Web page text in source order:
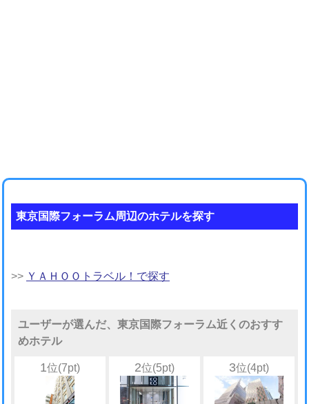
東京国際フォーラム周辺のホテルを探す
>> ＹＡＨＯＯトラベル！で探す
ユーザーが選んだ、東京国際フォーラム近くのおすす
めホテル
1位(7pt) 2位(5pt) 3位(4pt)